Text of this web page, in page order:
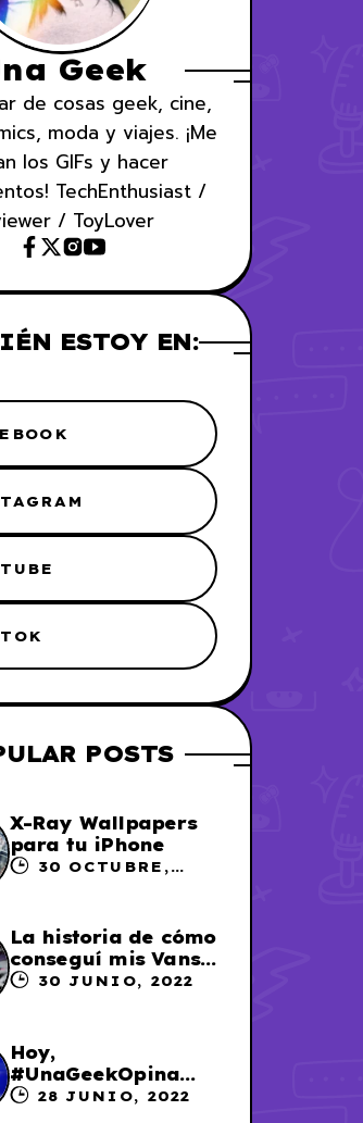
Geek
de cosas geek, cine,
moda y viajes. ¡Me
los GIFs y hacer
TechEnthusiast /
/ ToyLover
ESTOY EN:
POSTS
X-Ray Wallpapers
para tu iPhone
30 OCTUBRE,
La historia de cómo
conseguí mis Vans
X Sailor Moon
30 JUNIO, 2022
Hoy,
#UnaGeekOpina
sobre «Lightyear»
28 JUNIO, 2022